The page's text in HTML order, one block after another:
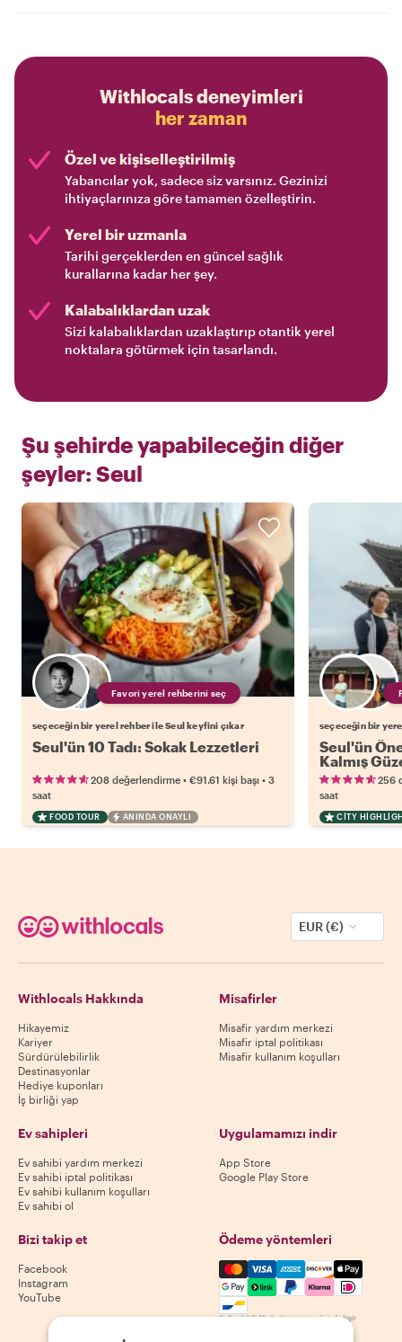
Withlocals deneyimleri
her zaman
Özel ve kişiselleştirilmiş
Yabancılar yok, sadece siz varsınız. Gezinizi
ihtiyaçlarınıza göre tamamen özelleştirin.
Yerel bir uzmanla
Tarihi gerçeklerden en güncel sağlık
kurallarına kadar her şey.
Kalabalıklardan uzak
Sizi kalabalıklardan uzaklaştırıp otantik yerel
noktalara götürmek için tasarlandı.
Şu şehirde yapabileceğin diğer
şeyler: Seul
Favori yerel rehberini seç
seçeceğin bir yerel rehber ile Seul keyfini çıkar
Seul'ün 10 Tadı: Sokak Lezzetleri
208 değerlendirme • €91.61 kişi başı • 3
saat
FOOD TOUR ANINDA ONAYLI
seçeceğin bir
Seul'ün
Kalmış
256
saat
CITY
EUR (€)
Withlocals Hakkında
Hikayemiz
Kariyer
Sürdürülebilirlik
Destinasyonlar
Hediye kuponları
İş birliği yap
Misafirler
Misafir yardım merkezi
Misafir iptal politikası
Misafir kullanım koşulları
Ev sahipleri
Ev sahibi yardım merkezi
Ev sahibi iptal politikası
Ev sahibi kullanım koşulları
Ev sahibi ol
Uygulamamızı indir
App Store
Google Play Store
Bizi takip et
Facebook
Instagram
YouTube
Ödeme yöntemleri
Mastercard, Visa, Amex,
Kullanılabilirlik destinasyona göre değişir